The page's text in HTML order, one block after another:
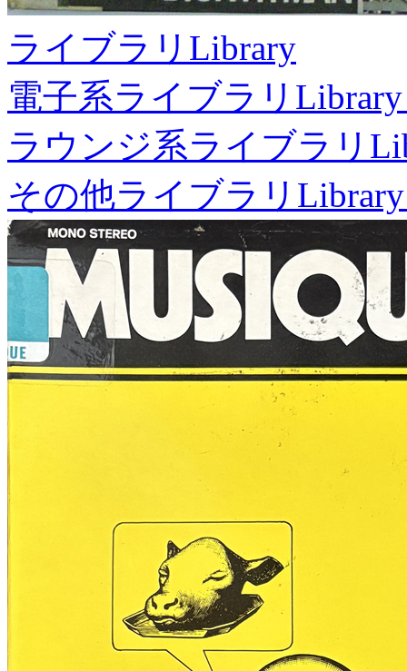
ライブラリ Library
電子系ライブラリ
ラウンジ系ライブラリ
その他ライブラリ